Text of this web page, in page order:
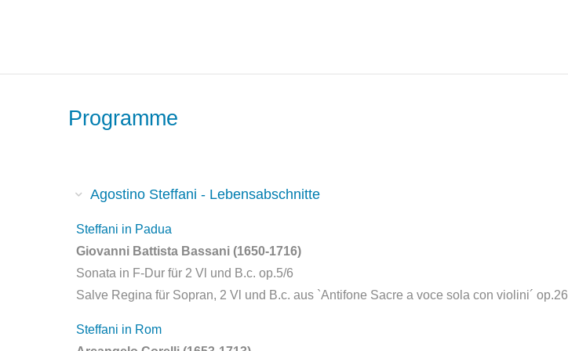
Programme
Agostino Steffani - Lebensabschnitte
Steffani in Padua
Giovanni Battista Bassani (1650-1716)
Sonata in F-Dur für 2 Vl und B.c. op.5/6
Salve Regina für Sopran, 2 Vl und B.c. aus `Antifone Sacre a voce sola con violini´ op.26
Steffani in Rom